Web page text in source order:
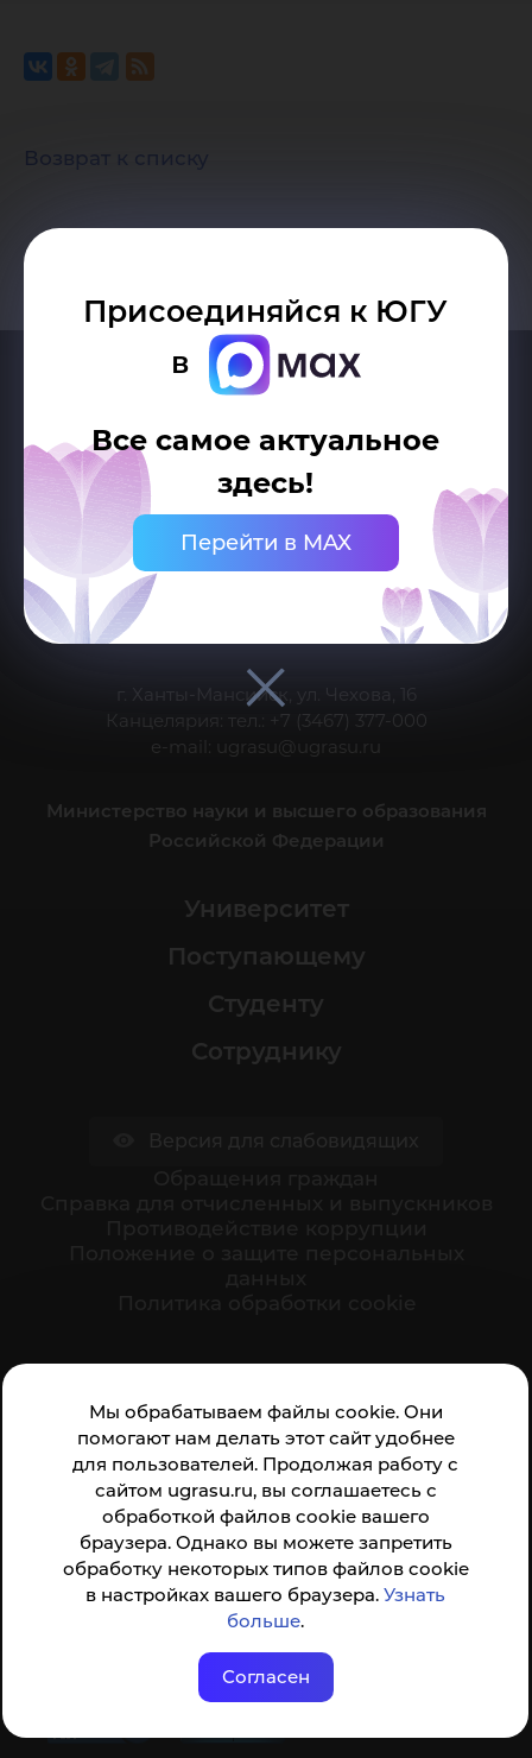
Мы обрабатываем файлы cookie. Они
помогают нам делать этот сайт удобнее
для пользователей. Продолжая работу с
сайтом ugrasu.ru, вы соглашаетесь с
обработкой файлов cookie вашего
браузера. Однако вы можете запретить
обработку некоторых типов файлов cookie
в настройках вашего браузера.Узнать
больше.
Согласен
Присоединяйся к ЮГУ
в
Все самое актуальное
здесь!
Перейти в MAX
Возврат к списку
Делитесь новостями об университете с хештегом #ЮГУ
Сведения об образовательной организации
г. Ханты-Мансийск, ул. Чехова, 16
Канцелярия: тел.: +7 (3467) 377-000
e-mail: ugrasu@ugrasu.ru
Министерство науки и высшего образования
Российской Федерации
Университет
Поступающему
Студенту
Сотруднику
организации:
Анкета доступна по QR-коду, а так же по прямой
ссылке
© ФГБОУ ВО ЮГУ 2001–2026